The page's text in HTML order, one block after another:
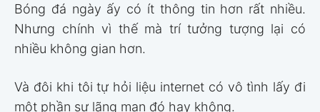
Bóng đá ngày ấy có ít thông tin hơn rất nhiều.
Nhưng chính vì thế mà trí tưởng tượng lại có
nhiều không gian hơn.
Và đôi khi tôi tự hỏi liệu internet có vô tình lấy đi
một phần sự lãng mạn đó hay không.